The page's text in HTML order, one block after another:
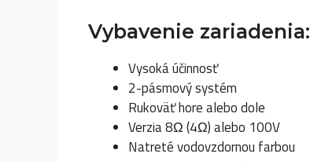
Vybavenie zariadenia:
Vysoká účinnosť
2-pásmový systém
Rukoväť hore alebo dole
Verzia 8Ω (4Ω) alebo 100V
Natreté vodovzdornou farbou